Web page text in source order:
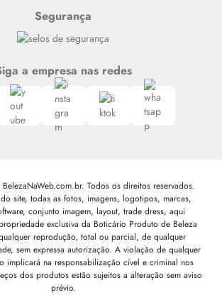
Segurança
a empresa nas redes
Todos os direitos reservados.
site, todas as fotos, imagens, logotipos, marcas,
conjunto imagem, layout, trade dress, aqui
exclusiva da Boticário Produto de Beleza
reprodução, total ou parcial, de qualquer
sem expressa autorização. A violação de qualquer
implicará na responsabilização cível e criminal nos
dos produtos estão sujeitos a alteração sem aviso
prévio.